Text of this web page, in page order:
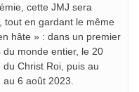
cette JMJ sera
tout en gardant le même
hâte » : dans un premier
monde entier, le 20
Christ Roi, puis au
6 août 2023.